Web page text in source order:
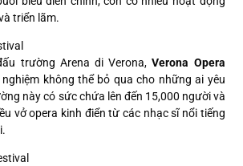
triển lãm.
trường Arena di Verona,Verona Opera
không thể bỏ qua cho những ai yêu
này có sức chứa lên đến 15,000 người và
vở opera kinh điển từ các nhạc sĩ nổi tiếng